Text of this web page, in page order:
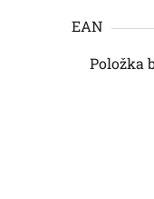
EAN
Položka